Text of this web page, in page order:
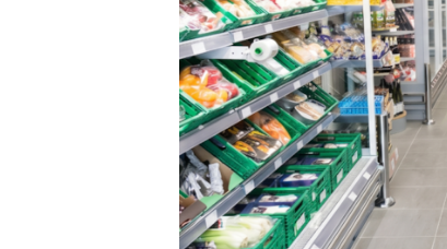
İngiltere'nin
stratejisini
tarihi
planlama
son